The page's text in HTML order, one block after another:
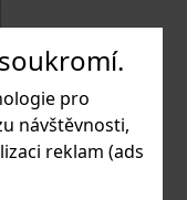
pro
návštěvnosti,
reklam (ads